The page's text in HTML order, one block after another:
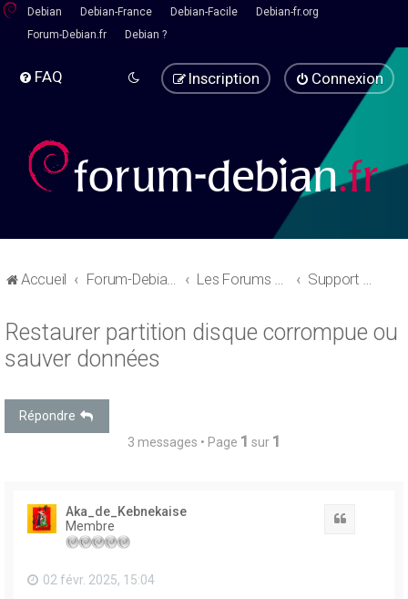
Debian Debian-France Debian-Facile
Debian-fr.org
Forum-Debian.fr
Debian ?
FAQ Connexion
Inscription
Accueil Forum-Debian.fr Les Forums d'aide Support Debian
Restaurer partition disque corrompue ou
sauver données
Répondre
3 messages • Page 1 sur 1
Aka_de_Kebnekaise
Membre
02 févr. 2025, 15:04